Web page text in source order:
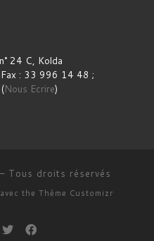
24 C, Kolda
: 33 996 14 48 ;
Nous Ecrire)
– Tous droits réservés
the Thème Customizr